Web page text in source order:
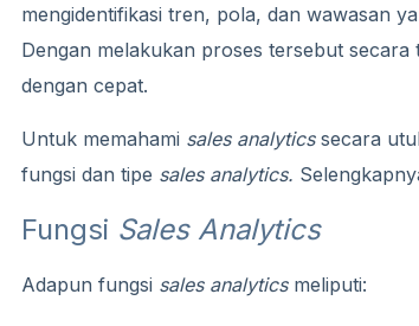
mengidentifikasi tren, pola, dan wawasan
Dengan melakukan proses tersebut
dengan cepat.
Untuk memahami sales analytics secara
fungsi dan tipe sales analytics.
Fungsi Sales Analytics
Adapun fungsi sales analyticsmeliputi: